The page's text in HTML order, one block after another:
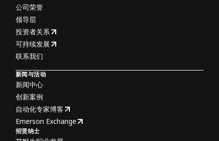
公司荣誉
领导层
投资者关系
可持续发展
联系我们
新闻与活动
新闻中心
创新案例
自动化专家博客
Emerson Exchange
招贤纳士